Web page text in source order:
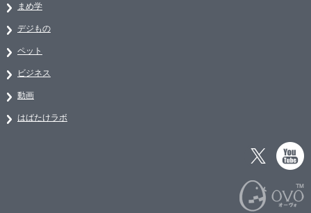
まめ学
デジもの
ペット
ビジネス
動画
はばたけラボ